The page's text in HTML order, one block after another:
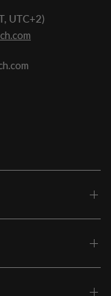
UTC+2)